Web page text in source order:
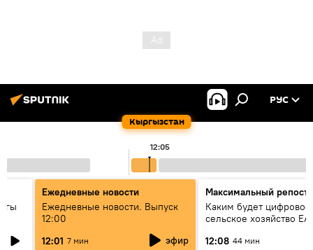
Кыргызстан
РУС
12:05
Ежедневные новости
Ежедневные новости. Выпуск
12:00
12:01 7 мин эфир
Максимальный репост
Каким будет цифровое
сельское хозяйство
12:08 44 мин